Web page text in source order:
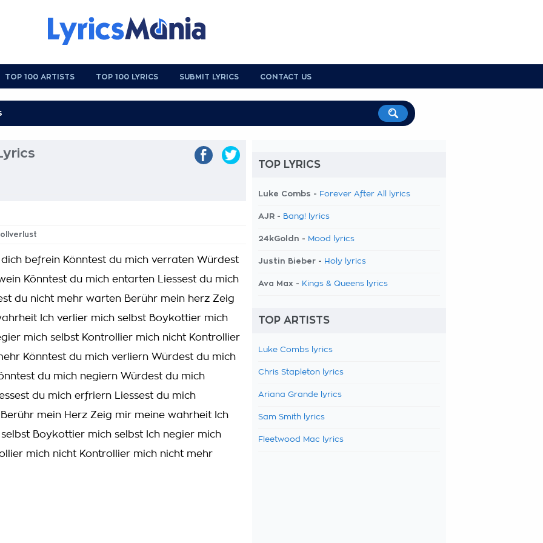
TOP 100 ARTISTS TOP 100 LYRICS SUBMIT LYRICS CONTACT US
befrein Könntest du mich verraten Würdest
Könntest du mich entarten Liessest du mich
du nicht mehr warten Berühr mein herz Zeig
Ich verlier mich selbst Boykottier mich
mich selbst Kontrollier mich nicht Kontrollier
Könntest du mich verliern Würdest du mich
du mich negiern Würdest du mich
du mich erfriern Liessest du mich
mein Herz Zeig mir meine wahrheit Ich
Boykottier mich selbst Ich negier mich
mich nicht Kontrollier mich nicht mehr
TOP LYRICS
Luke Combs - Forever After All lyrics
AJR - Bang! lyrics
24kGoldn - Mood lyrics
Justin Bieber - Holy lyrics
Ava Max - Kings & Queens lyrics
TOP ARTISTS
Luke Combs lyrics
Chris Stapleton lyrics
Ariana Grande lyrics
Sam Smith lyrics
Fleetwood Mac lyrics